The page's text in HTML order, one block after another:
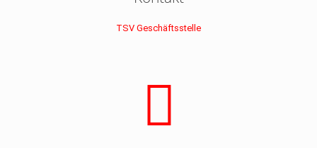
TSV Geschäftsstelle